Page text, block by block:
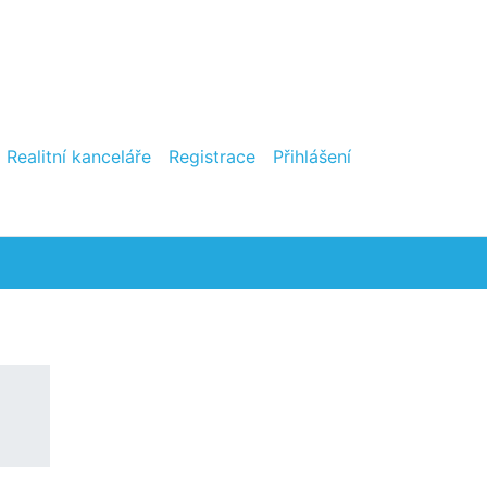
Realitní kanceláře Registrace Přihlášení